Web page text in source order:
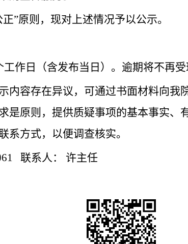
”原则，现对上述情况予以公示。
工作日（含发布当日）。逾期将不再受
内容存在异议，可通过书面材料向我
是原则，提供质疑事项的基本事实、
系方式，以便调查核实。
联系人： 许主任